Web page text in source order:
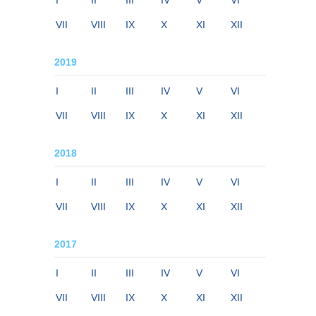
VII VIII IX X XI XII
2019
I II III IV V VI
VII VIII IX X XI XII
2018
I II III IV V VI
VII VIII IX X XI XII
2017
I II III IV V VI
VII VIII IX X XI XII